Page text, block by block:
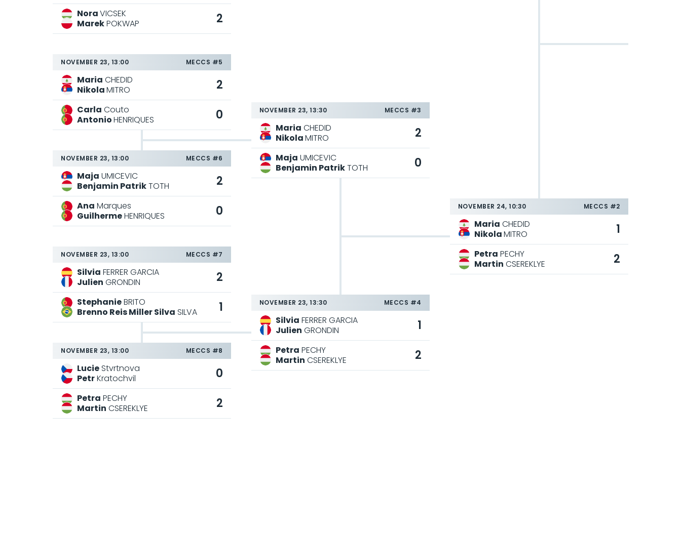
NoraVICSEK
MarekPOKWAP 2
NOVEMBER 23, 13:00 MECCS #5
Maria CHEDID
NikolaMITRO 2
Carla Couto
AntonioHENRIQUES 0
NOVEMBER 23, 13:00 MECCS #6
Maja UMICEVIC
Benjamin PatrikTOTH 2
Ana Marques
GuilhermeHENRIQUES 0
NOVEMBER 23, 13:00 MECCS #7
Silvia FERRER GARCIA
Julien GRONDIN 2
StephanieBRITO
Brenno Reis Miller Silva SILVA 1
NOVEMBER 23, 13:00 MECCS #8
Lucie Stvrtnova
PetrKratochvil 0
Petra PECHY
Martin CSEREKLYE 2
NOVEMBER 23, 13:30 MECCS #3
Maria CHEDID
NikolaMITRO 2
Maja UMICEVIC
Benjamin PatrikTOTH 0
NOVEMBER 23, 13:30 MECCS #4
Silvia FERRER GARCIA
Julien GRONDIN 1
Petra PECHY
Martin CSEREKLYE 2
NOVEMBER 24, 10:30 MECCS #2
Maria CHEDID
NikolaMITRO 1
Petra PECHY
Martin CSEREKLYE 2